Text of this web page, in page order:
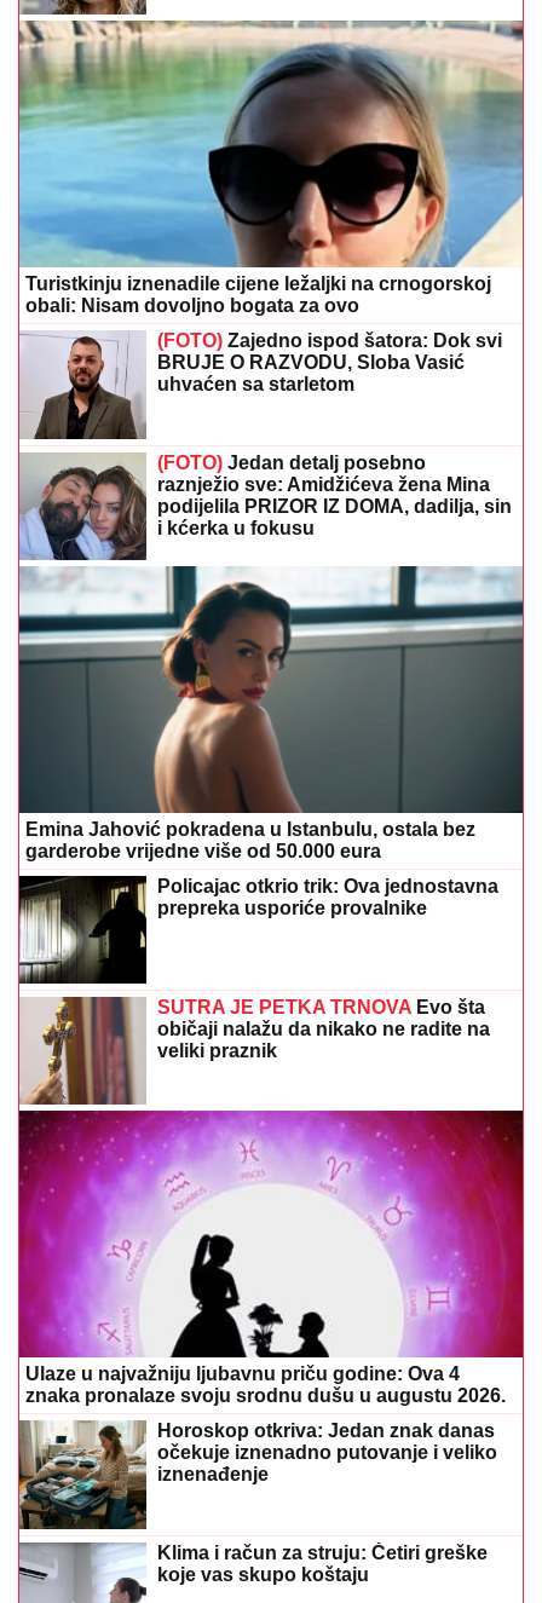
Turistkinju iznenadile cijene ležaljki na crnogorskoj
obali: Nisam dovoljno bogata za ovo
(FOTO) Zajedno ispod šatora: Dok svi
BRUJE O RAZVODU, Sloba Vasić
uhvaćen sa starletom
(FOTO) Jedan detalj posebno
raznježio sve: Amidžićeva žena Mina
podijelila PRIZOR IZ DOMA, dadilja, sin
i kćerka u fokusu
Emina Jahović pokradena u Istanbulu, ostala bez
garderobe vrijedne više od 50.000 eura
Policajac otkrio trik: Ova jednostavna
prepreka usporiće provalnike
SUTRA JE PETKA TRNOVA Evo šta
običaji nalažu da nikako ne radite na
veliki praznik
Ulaze u najvažniju ljubavnu priču godine: Ova 4
znaka pronalaze svoju srodnu dušu u augustu 2026.
Horoskop otkriva: Jedan znak danas
očekuje iznenadno putovanje i veliko
iznenađenje
Klima i račun za struju: Četiri greške
koje vas skupo koštaju